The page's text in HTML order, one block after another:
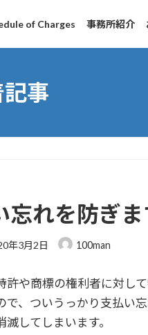
of Charges 事務所紹介
事
忘れを防ぎま
年3月2日 100man
許や商標の権利者に対し
、ついうっかり支払い
してしまいます。